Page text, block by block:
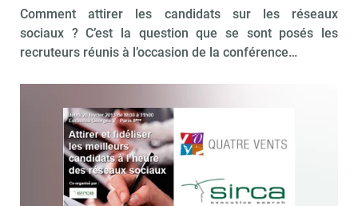
Comment attirer les candidats sur les réseaux
sociaux ? C’est la question que se sont posés les
recruteurs réunis à l’occasion de la conférence…